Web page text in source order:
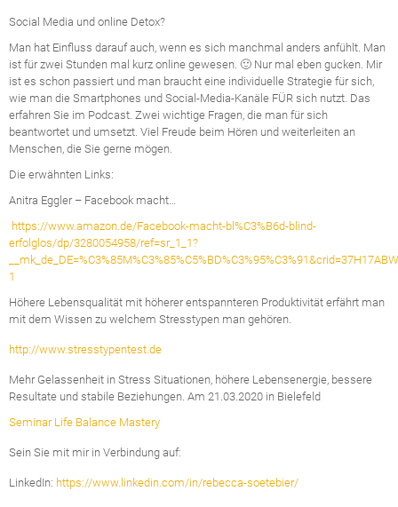
Social Media und online Detox?
Man hat Einfluss darauf auch, wenn es sich manchmal anders anfühlt. Man
ist für zwei Stunden mal kurz online gewesen. 🙂 Nur mal eben gucken. Mir
ist es schon passiert und man braucht eine individuelle Strategie für sich,
wie man die Smartphones und Social-Media-Kanäle FÜR sich nutzt. Das
erfahren Sie im Podcast. Zwei wichtige Fragen, die man für sich
beantwortet und umsetzt. Viel Freude beim Hören und weiterleiten an
Menschen, die Sie gerne mögen.
Die erwähnten Links:
Anitra Eggler – Facebook macht…
https://www.amazon.de/Facebook-macht-bl%C3%B6d-blind-
erfolglos/dp/3280054958/ref=sr_1_1?
1
Höhere Lebensqualität mit höherer entspannteren Produktivität erfährt man
mit dem Wissen zu welchem Stresstypen man gehören.
http://www.stresstypentest.de
Mehr Gelassenheit in Stress Situationen, höhere Lebensenergie, bessere
Resultate und stabile Beziehungen. Am 21.03.2020 in Bielefeld
Seminar Life Balance Mastery
Sein Sie mit mir in Verbindung auf:
LinkedIn: https://www.linkedin.com/in/rebecca-soetebier/